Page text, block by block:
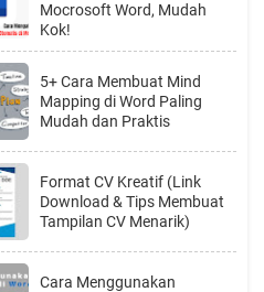
Mocrosoft Word, Mudah
Kok!
5+ Cara Membuat Mind
Mapping di Word Paling
Mudah dan Praktis
Format CV Kreatif (Link
Download & Tips Membuat
Tampilan CV Menarik)
Cara Menggunakan